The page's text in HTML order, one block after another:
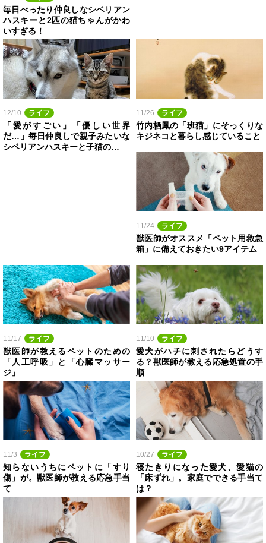
毎日べったり仲良しなシベリアン
ハスキーと2匹の猫ちゃんがかわ
いすぎる！
12/10 ライフ
「愛がすごい」「優しい世界
だ…」毎日仲良しで親子みたいな
シベリアンハスキーと子猫の…
11/26 ライフ
竹内栖鳳の「班猫」にそっくりな
キジネコと暮らし感じていること
11/24 ライフ
獣医師がオススメ「ペット用救急
箱」に備えておきたい9アイテム
11/17 ライフ
獣医師が教えるペットのための
「人工呼吸」と「心臓マッサー
ジ」
11/10 ライフ
愛犬がハチに刺されたらどうす
る？獣医師が教える応急処置の手
順
11/3 ライフ
知らないうちにペットに「すり
傷」が。獣医師が教える応急手当
て
10/27 ライフ
寝たきりになった愛犬、愛猫の
「床ずれ」。家庭でできる手当て
は？